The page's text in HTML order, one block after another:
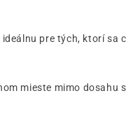
pre tých, ktorí sa
mieste mimo